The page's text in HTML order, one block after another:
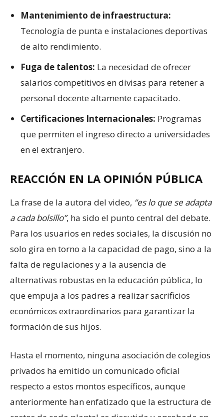
Mantenimiento de infraestructura:
Tecnología de punta e instalaciones deportivas
de alto rendimiento.
Fuga de talentos: La necesidad de ofrecer
salarios competitivos en divisas para retener a
personal docente altamente capacitado.
Certificaciones Internacionales: Programas
que permiten el ingreso directo a universidades
en el extranjero.
REACCIÓN EN LA OPINIÓN PÚBLICA
La frase de la autora del video, “es lo que se adapta
a cada bolsillo”, ha sido el punto central del debate.
Para los usuarios en redes sociales, la discusión no
solo gira en torno a la capacidad de pago, sino a la
falta de regulaciones y a la ausencia de
alternativas robustas en la educación pública, lo
que empuja a los padres a realizar sacrificios
económicos extraordinarios para garantizar la
formación de sus hijos.
Hasta el momento, ninguna asociación de colegios
privados ha emitido un comunicado oficial
respecto a estos montos específicos, aunque
anteriormente han enfatizado que la estructura de